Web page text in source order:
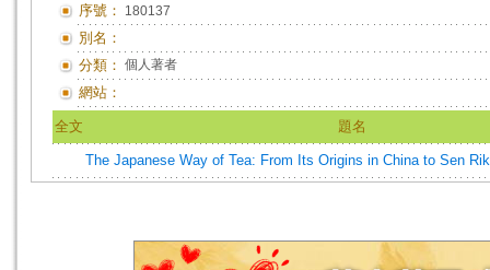
序號： 180137
別名：
分類： 個人著者
網站：
全文 題名
The Japanese Way of Tea: From Its Origins in China to Sen